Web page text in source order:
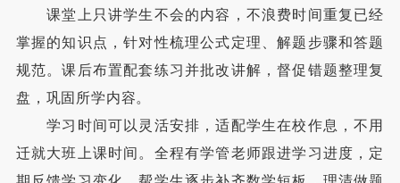
课堂上只讲学生不会的内容，不浪费时间重复已经
掌握的知识点，针对性梳理公式定理、解题步骤和答题
规范。课后布置配套练习并批改讲解，督促错题整理复
盘，巩固所学内容。
学习时间可以灵活安排，适配学生在校作息，不用
迁就大班上课时间。全程有学管老师跟进学习进度，定